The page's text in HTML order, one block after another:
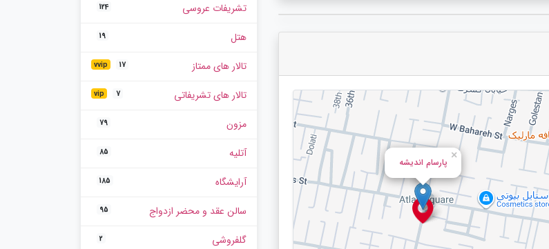
پارسام اندیشه
×
تشریفات عروسی 124
هتل 19
تالار های ممتاز vvip 17
تالار های تشریفاتی vip 7
مزون 79
آتلیه 85
آرایشگاه 185
سالن عقد و محضر ازدواج 95
گلفروشی 2